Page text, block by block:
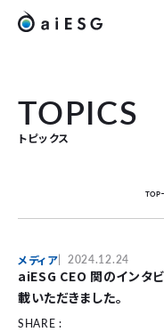
TOPICS
トピックス
TOP
メディア 2024.12.24
aiESG CEO 関のイン
載いただきました。
SHARE :